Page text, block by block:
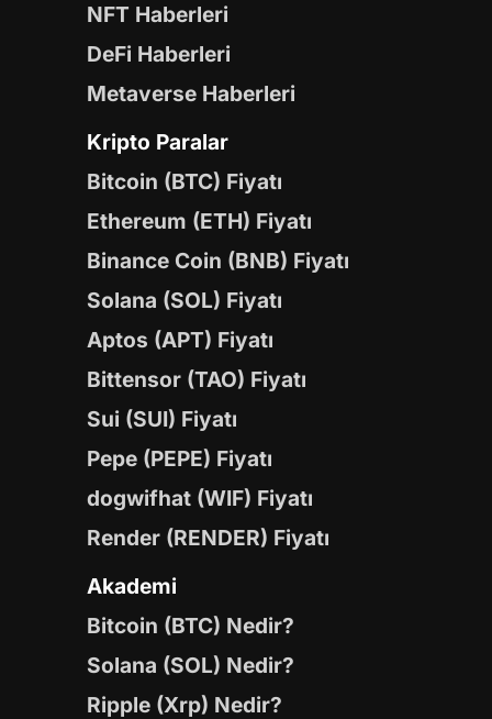
NFT Haberleri
DeFi Haberleri
Metaverse Haberleri
Kripto Paralar
Bitcoin (BTC) Fiyatı
Ethereum (ETH) Fiyatı
Binance Coin (BNB) Fiyatı
Solana (SOL) Fiyatı
Aptos (APT) Fiyatı
Bittensor (TAO) Fiyatı
Sui (SUI) Fiyatı
Pepe (PEPE) Fiyatı
dogwifhat (WIF) Fiyatı
Render (RENDER) Fiyatı
Akademi
Bitcoin (BTC) Nedir?
Solana (SOL) Nedir?
Ripple (Xrp) Nedir?